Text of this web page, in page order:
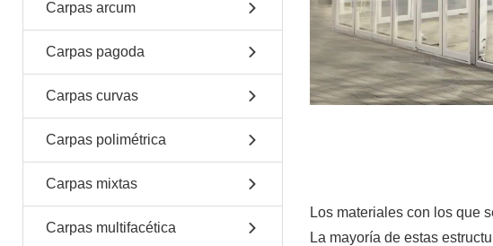
Los materiales con los que
La mayoría de estas
Carpas arcum
Carpas pagoda
Carpas curvas
Carpas polimétrica
Carpas mixtas
Carpas multifacética